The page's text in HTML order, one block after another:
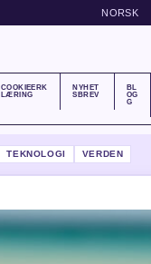
NORSK
COOKIEERK
LÆRING
NYHET
SBREV
BL
OG
G
TEKNOLOGI VERDEN